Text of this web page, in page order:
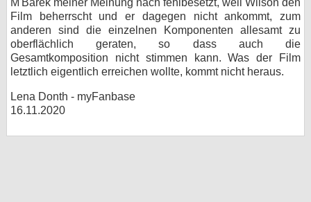
M'Barek meiner Meinung nach fehlbesetzt, weil Wilson den
Film beherrscht und er dagegen nicht ankommt, zum
anderen sind die einzelnen Komponenten allesamt zu
oberflächlich geraten, so dass auch die
Gesamtkomposition nicht stimmen kann. Was der Film
letztlich eigentlich erreichen wollte, kommt nicht heraus.
Lena Donth - myFanbase
16.11.2020